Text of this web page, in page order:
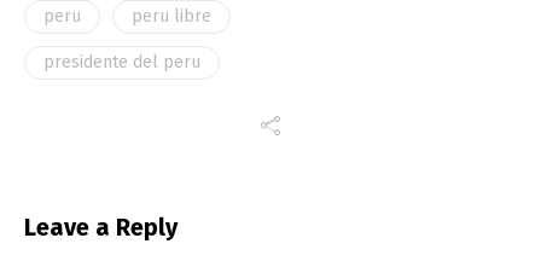
peru peru libre
presidente del peru
Leave a Reply